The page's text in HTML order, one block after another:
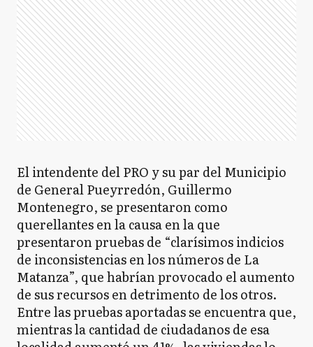
El intendente del PRO y su par del Municipio
de General Pueyrredón, Guillermo
Montenegro, se presentaron como
querellantes en la causa en la que
presentaron pruebas de “clarísimos indicios
de inconsistencias en los números de La
Matanza”, que habrían provocado el aumento
de sus recursos en detrimento de los otros.
Entre las pruebas aportadas se encuentra que,
mientras la cantidad de ciudadanos de esa